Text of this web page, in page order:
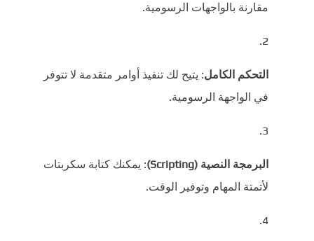
مقارنة بالواجهات الرسومية.
التحكم الكامل: يتيح لك تنفيذ أوامر متقدمة لا تتوفر
في الواجهة الرسومية.
البرمجة النصية (Scripting)
: يمكنك كتابة سكربتات
لأتمتة المهام وتوفير الوقت.